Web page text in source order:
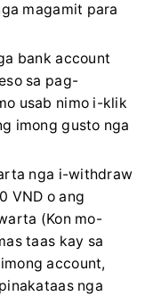
magamit para
bank account
sa pag-
usab nimo i-klik
imong gusto nga
nga i-withdraw
VND o ang
(Kon mo-
taas kay sa
account,
nga